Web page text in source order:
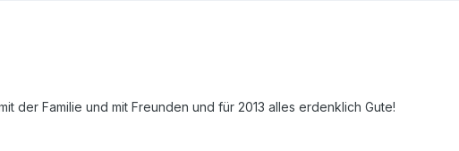
der Familie und mit Freunden und für 2013 alles erdenklich Gute!